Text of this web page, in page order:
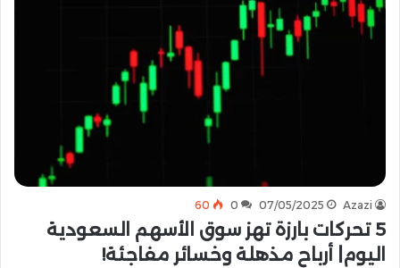
Azazi
07/05/2025
0
60
5 تحركات بارزة تهز سوق الأسهم السعودية
اليوم| أرباح مذهلة وخسائر مفاجئة!